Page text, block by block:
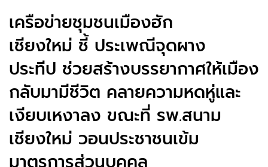
เครือข่ายชุมชนเมืองฮัก
เชียงใหม่ ชี้ ประเพณีจุดผาง
ประทีป ช่วยสร้างบรรยากาศให้เมือง
กลับมามีชีวิต คลายความหดหู่และ
เงียบเหงาลง ขณะที่ รพ.สนาม
เชียงใหม่ วอนประชาชนเข้ม